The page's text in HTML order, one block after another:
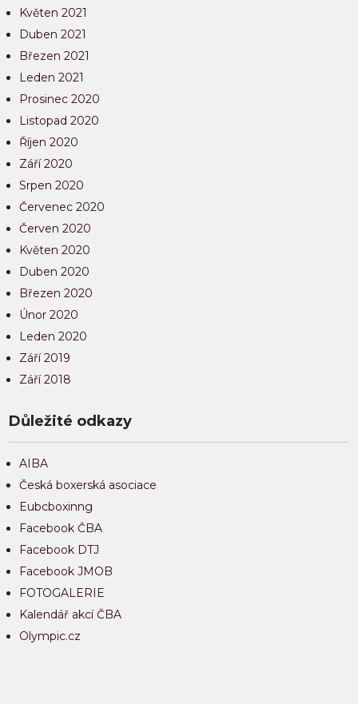
Květen 2021
Duben 2021
Březen 2021
Leden 2021
Prosinec 2020
Listopad 2020
Říjen 2020
Září 2020
Srpen 2020
Červenec 2020
Červen 2020
Květen 2020
Duben 2020
Březen 2020
Únor 2020
Leden 2020
Září 2019
Září 2018
Důležité odkazy
AIBA
Česká boxerská asociace
Eubcboxinng
Facebook ČBA
Facebook DTJ
Facebook JMOB
FOTOGALERIE
Kalendář akcí ČBA
Olympic.cz